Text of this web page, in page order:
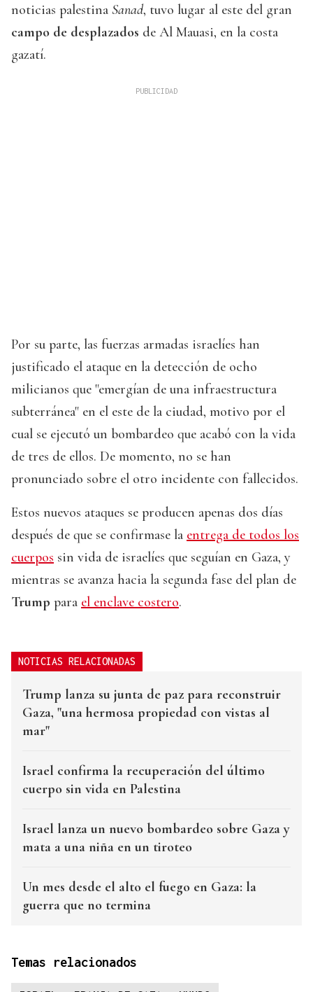
noticias palestina Sanad, tuvo lugar al este del gran
campo de desplazados de Al Mauasi, en la costa
gazatí.
Por su parte, las fuerzas armadas israelíes han
justificado el ataque en la detección de ocho
milicianos que "emergían de una infraestructura
subterránea" en el este de la ciudad, motivo por el
cual se ejecutó un bombardeo que acabó con la vida
de tres de ellos. De momento, no se han
pronunciado sobre el otro incidente con fallecidos.
Estos nuevos ataques se producen apenas dos días
después de que se confirmase la entrega de todos los
cuerpos sin vida de israelíes que seguían en Gaza, y
mientras se avanza hacia la segunda fase del plan de
Trump para el enclave costero.
NOTICIAS RELACIONADAS
Trump lanza su junta de paz para reconstruir
Gaza, "una hermosa propiedad con vistas al
mar"
Israel confirma la recuperación del último
cuerpo sin vida en Palestina
Israel lanza un nuevo bombardeo sobre Gaza y
mata a una niña en un tiroteo
Un mes desde el alto el fuego en Gaza: la
guerra que no termina
Temas relacionados